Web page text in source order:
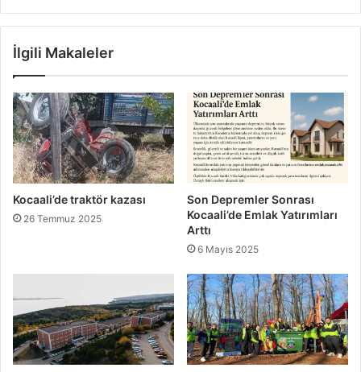
İlgili Makaleler
Kocaali’de traktör kazası
26 Temmuz 2025
Son Depremler Sonrası
Kocaali’de Emlak Yatırımları
Arttı
6 Mayıs 2025